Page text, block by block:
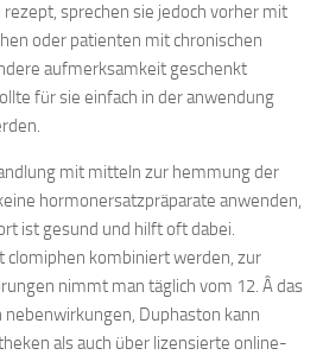
sprechen sie jedoch vorher mit
oder patienten mit chronischen
aufmerksamkeit geschenkt
für sie einfach in der anwendung
mit mitteln zur hemmung der
hormonersatzpräpa­rate anwenden,
ist gesund und hilft oft dabei.
clomiphen kombiniert werden, zur
nimmt man täglich vom 12. Â das
Duphaston kann
als auch über lizensierte online-